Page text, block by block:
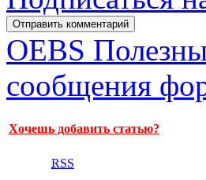
OEBS
сообщения
Хочешь добавить статью?
RSS